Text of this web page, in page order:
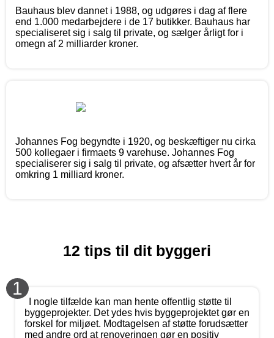
Bauhaus blev dannet i 1988, og udgøres i dag af flere
end 1.000 medarbejdere i de 17 butikker. Bauhaus har
specialiseret sig i salg til private, og sælger årligt for i
omegn af 2 milliarder kroner.
Johannes Fog begyndte i 1920, og beskæftiger nu cirka
500 kollegaer i firmaets 9 varehuse. Johannes Fog
specialiserer sig i salg til private, og afsætter hvert år for
omkring 1 milliard kroner.
12 tips til dit byggeri
1
I nogle tilfælde kan man hente offentlig støtte til
byggeprojekter. Det ydes hvis byggeprojektet gør en
forskel for miljøet. Modtagelsen af støtte forudsætter
med andre ord at renoveringen gør en positiv